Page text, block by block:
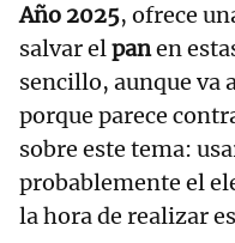
Año 2025, ofrece
salvar elpanen
sencillo, aunque va
porque parece
sobre este tema:
probablemente el
la hora de realizar